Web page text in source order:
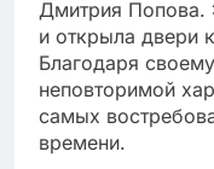
Дмитрия Попова.
и открыла двери
Благодаря
неповторимой
самых
времени.